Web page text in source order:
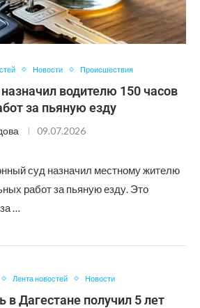
Новости Происшествия
водителю 150 часов
за пьяную езду
09.07.2026
суд назначил местному жителю
работ за пьяную езду. Это
…
Лента новостей Новости
в Дагестане получил 5 лет